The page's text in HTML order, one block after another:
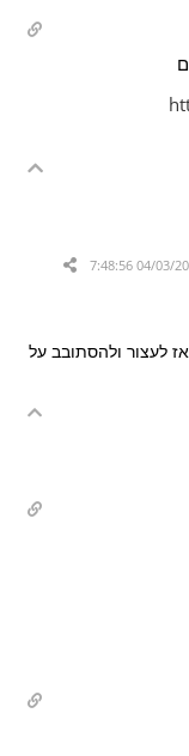
לעצור ולהסתובב על